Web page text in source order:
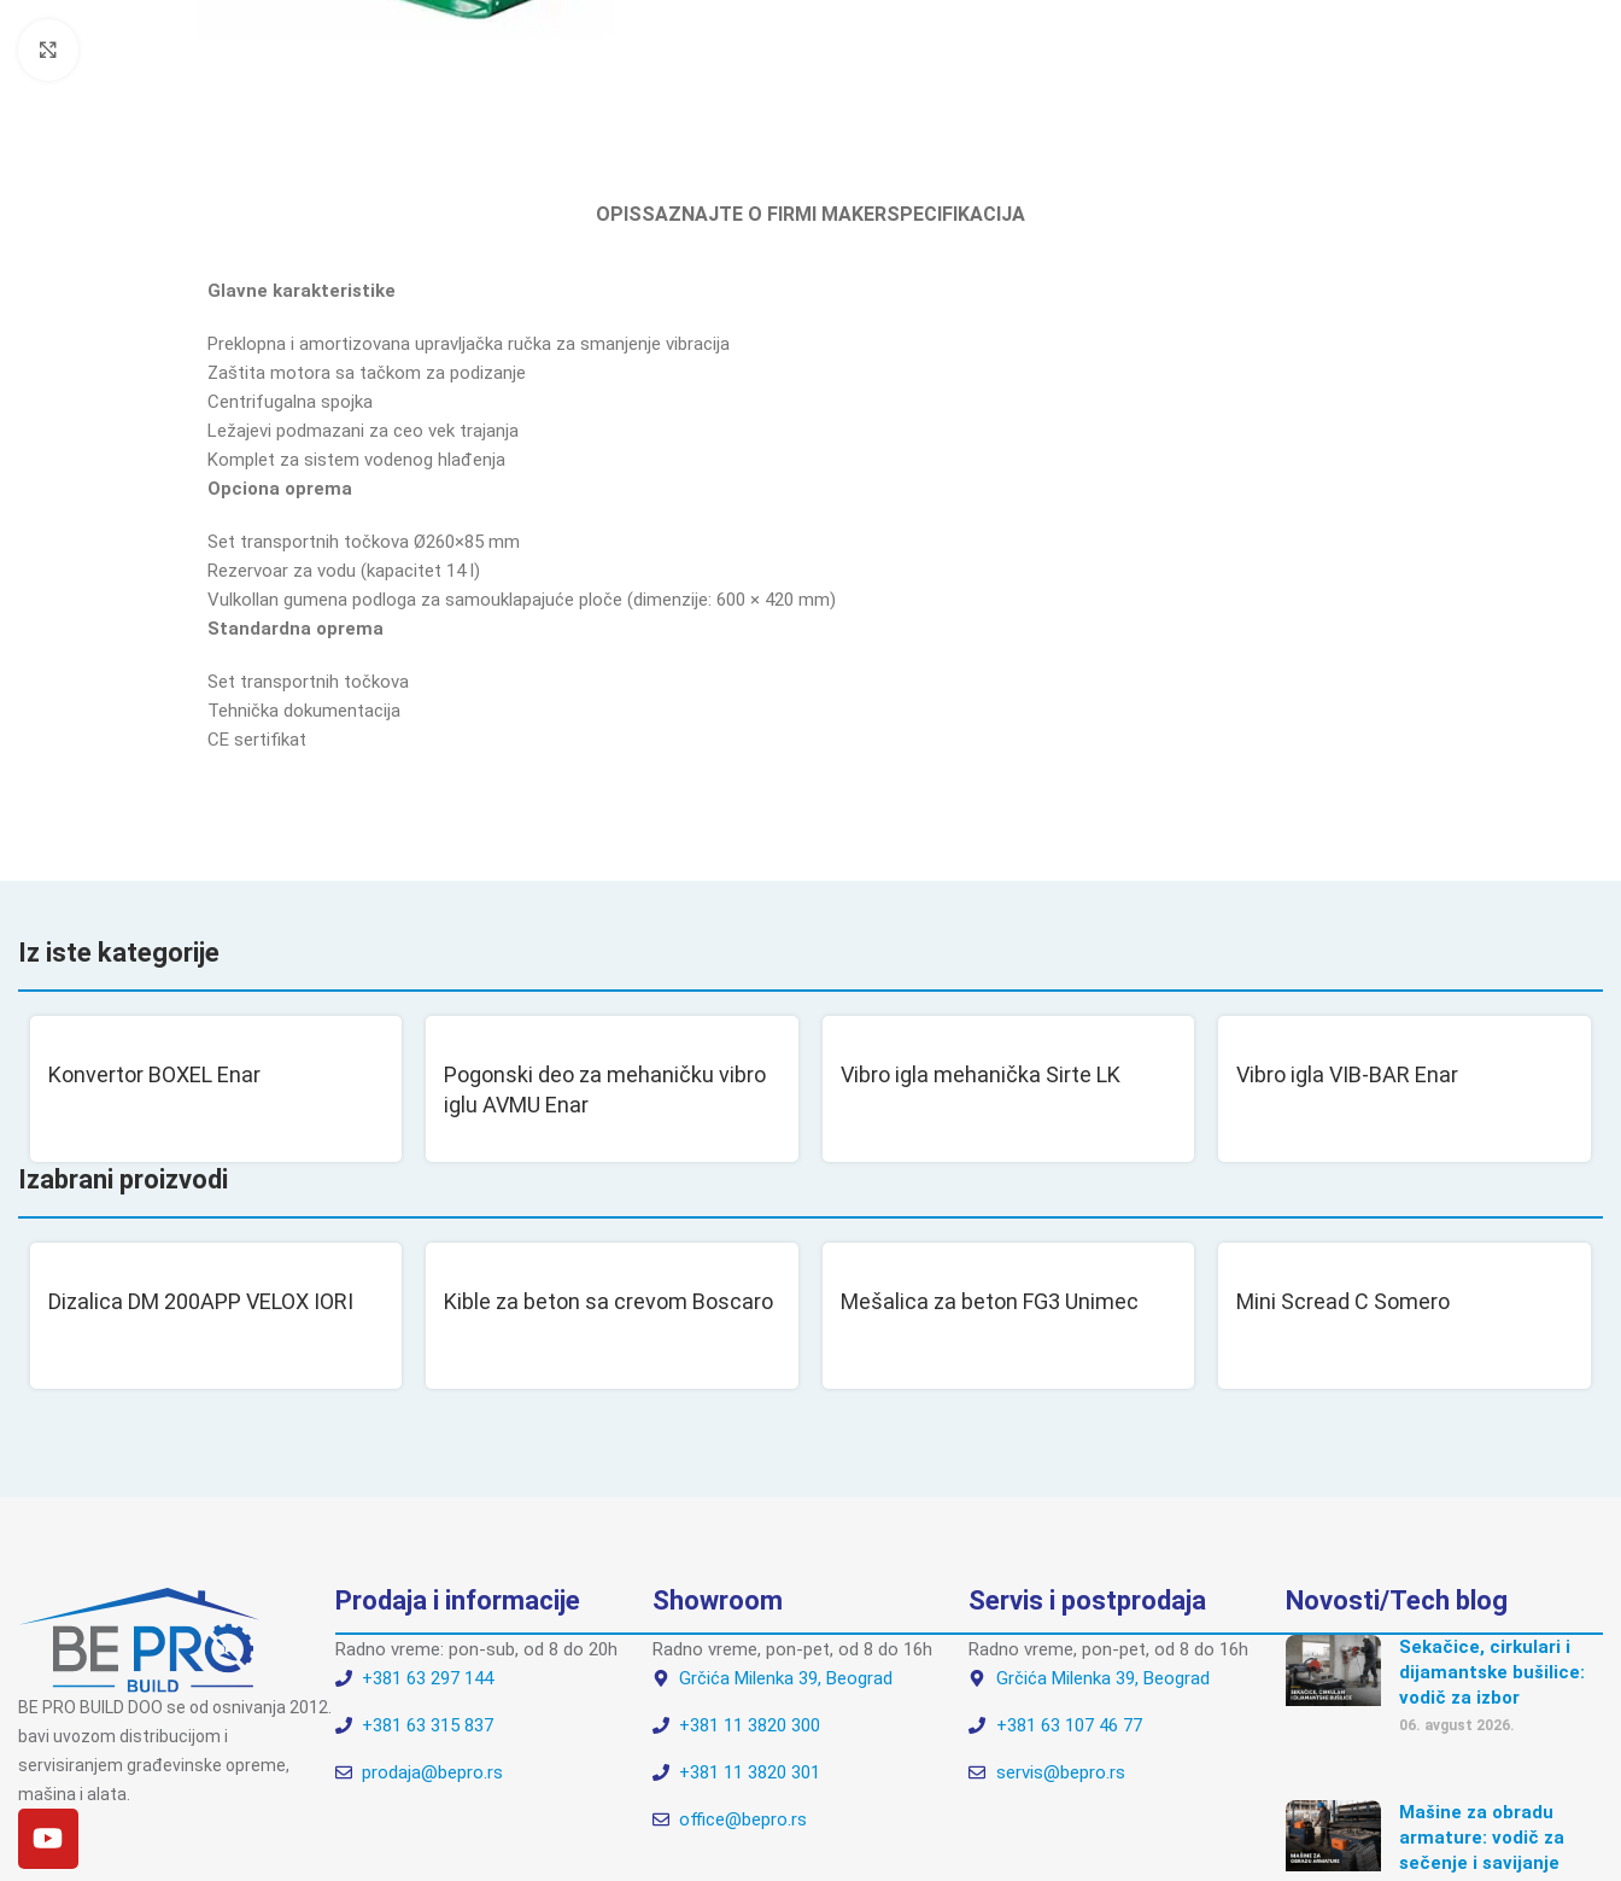
OPISSAZNAJTE O FIRMI MAKERSPECIFIKACIJA
Glavne karakteristike
Preklopna i amortizovana upravljačka ručka za smanjenje vibracija
Zaštita motora sa tačkom za podizanje
Centrifugalna spojka
Ležajevi podmazani za ceo vek trajanja
Komplet za sistem vodenog hlađenja
Opciona oprema
Set transportnih točkova Ø260×85 mm
Rezervoar za vodu (kapacitet 14 l)
Vulkollan gumena podloga za samouklapajuće ploče (dimenzije: 600 × 420 mm)
Standardna oprema
Set transportnih točkova
Tehnička dokumentacija
CE sertifikat
Iz iste kategorije
Konvertor BOXEL Enar
Pogonski deo za mehaničku vibro
iglu AVMU Enar
Vibro igla mehanička Sirte LK Vibro igla VIB-BAR Enar
Izabrani proizvodi
Dizalica DM 200APP VELOX IORI Kible za beton sa crevom Boscaro Mešalica za beton FG3 Unimec Mini Scread C Somero
BE PRO BUILD DOO se od osnivanja 2012.
bavi uvozom distribucijom i
servisiranjem građevinske opreme,
mašina i alata.
Prodaja i informacije
Radno vreme: pon-sub, od 8 do 20h
+381 63 297 144
+381 63 315 837
prodaja@bepro.rs
Showroom
Radno vreme, pon-pet, od 8 do 16h
Grčića Milenka 39, Beograd
+381 11 3820 300
+381 11 3820 301
office@bepro.rs
Servis i postprodaja
Radno vreme, pon-pet, od 8 do 16h
Grčića Milenka 39, Beograd
+381 63 107 46 77
servis@bepro.rs
Novosti/Tech blog
Sekačice, cirkulari i
dijamantske bušilice:
vodič za izbor
06. avgust 2026.
Mašine za obradu
armature: vodič za
sečenje i savijanje